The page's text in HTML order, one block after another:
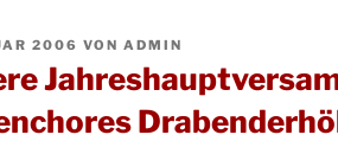
2006 VON ADMIN